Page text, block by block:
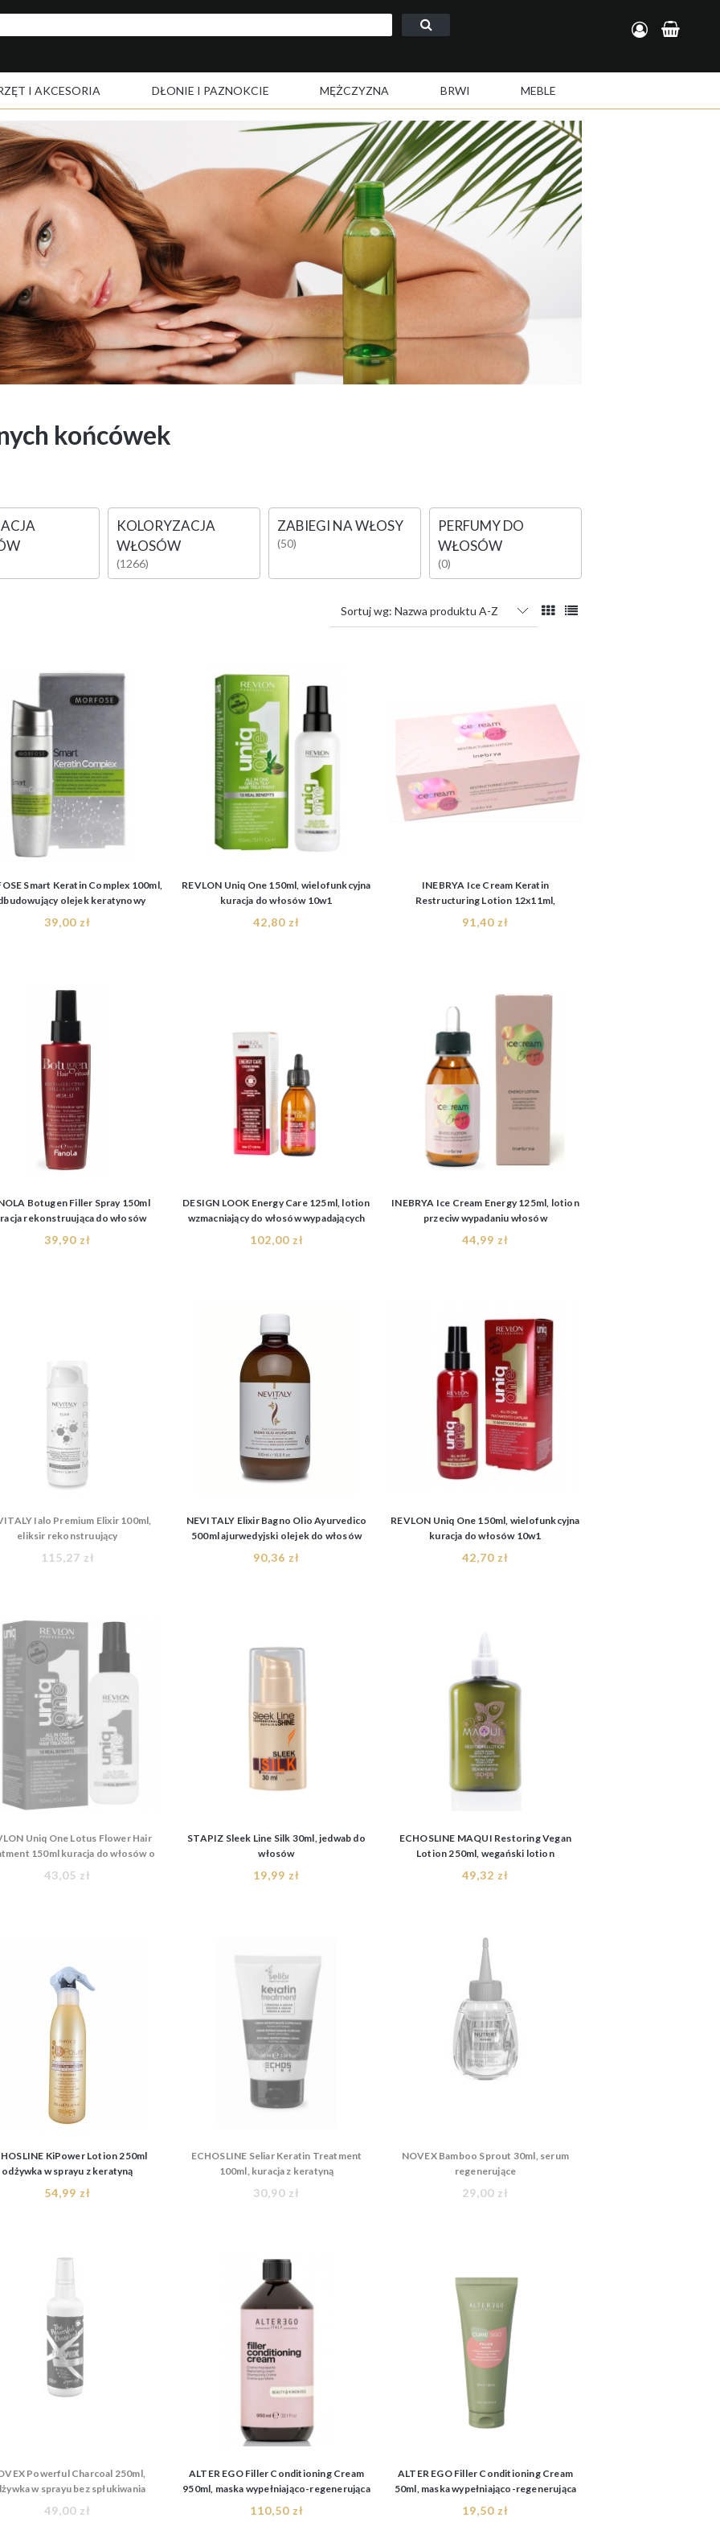
I AKCESORIA DŁONIE I PAZNOKCIE MĘŻCZYZNA BRWI MEBLE
końcówek
KOLORYZACJA
WŁOSÓW
(1266)
ZABIEGI NA WŁOSY
(50)
PERFUMY DO
WŁOSÓW
(0)
Sortuj wg: Nazwa produktu A-Z
Smart Keratin Complex 100ml,
olejek keratynowy
39,00 zł
REVLON Uniq One 150ml, wielofunkcyjna
kuracja do włosów 10w1
42,80 zł
INEBRYA Ice Cream Keratin
Restructuring Lotion 12x11ml,
intensywnie rekonstruujący lotion z
keratyną
91,40 zł
Botugen Filler Spray 150ml
rekonstruująca do włosów
zniszczonych w sprayu
39,90 zł
DESIGN LOOK Energy Care 125ml, lotion
wzmacniający do włosów wypadających
102,00 zł
INEBRYA Ice Cream Energy 125ml, lotion
przeciw wypadaniu włosów
44,99 zł
Ialo Premium Elixir 100ml,
eliksir rekonstruujący
115,27 zł
NEVITALY Elixir Bagno Olio Ayurvedico
500ml ajurwedyjski olejek do włosów
90,36 zł
REVLON Uniq One 150ml, wielofunkcyjna
kuracja do włosów 10w1
42,70 zł
Uniq One Lotus Flower Hair
150ml kuracja do włosów o
43,05 zł
STAPIZ Sleek Line Silk 30ml, jedwab do
włosów
19,99 zł
ECHOSLINE MAQUI Restoring Vegan
Lotion 250ml, wegański lotion
odbudowujący do włosów zniszczonych
49,32 zł
KiPower Lotion 250ml
odżywka w sprayu z keratyną
54,99 zł
ECHOSLINE Seliar Keratin Treatment
100ml, kuracja z keratyną
30,90 zł
NOVEX Bamboo Sprout 30ml, serum
regenerujące
29,00 zł
Powerful Charcoal 250ml,
w sprayu bez spłukiwania
49,00 zł
ALTER EGO Filler Conditioning Cream
950ml, maska wypełniająco-regenerująca
110,50 zł
ALTER EGO Filler Conditioning Cream
50ml, maska wypełniająco-regenerująca
19,50 zł